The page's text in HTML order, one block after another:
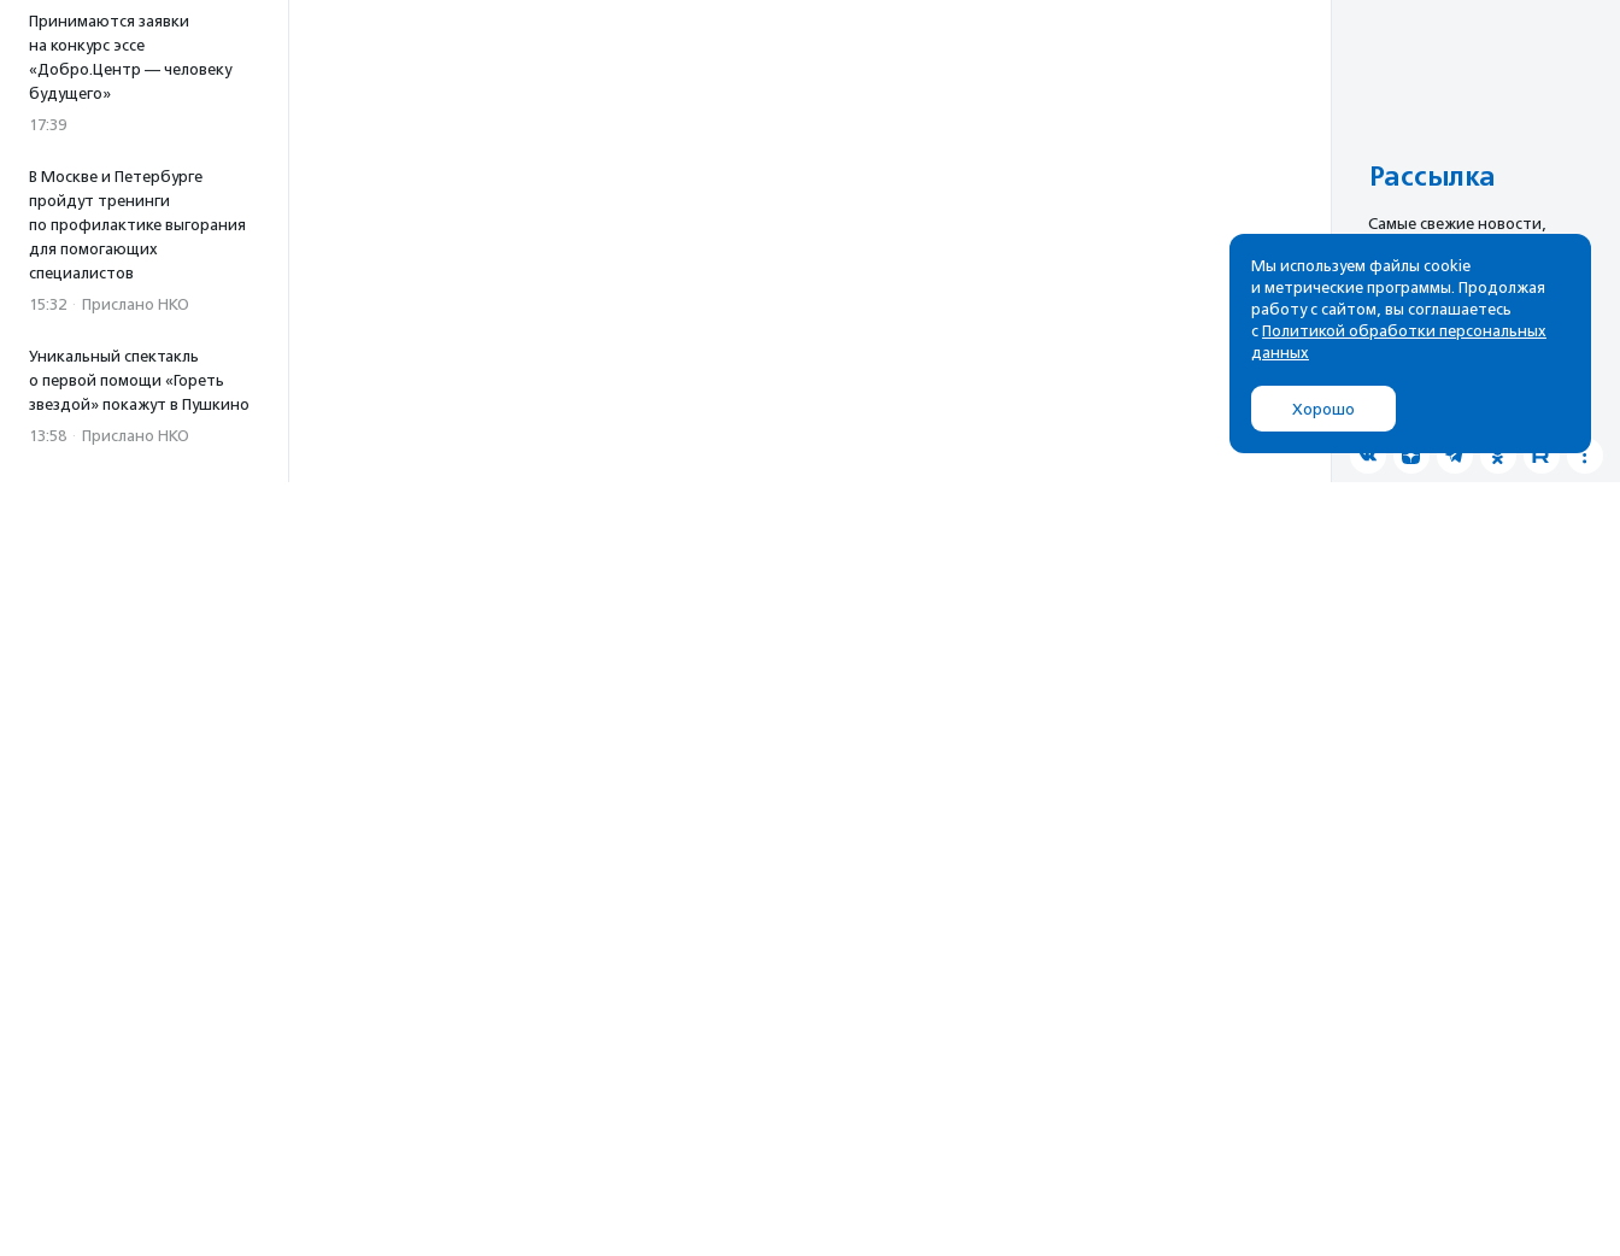
Принимаются заявки
на конкурс эссе
«Добро.Центр — человеку
будущего»
17:39
В Москве и Петербурге
пройдут тренинги
по профилактике выгорания
для помогающих
специалистов
15:32 · Прислано НКО
Уникальный спектакль
о первой помощи «Гореть
звездой» покажут в Пушкино
13:58 · Прислано НКО
Рассылка
Cамые свежие новости,
почтовом ящике
Мы используем файлы cookie
и метрические программы. Продолжая
работу с сайтом, вы соглашаетесь
с Политикой обработки персональных
данных
Хорошо